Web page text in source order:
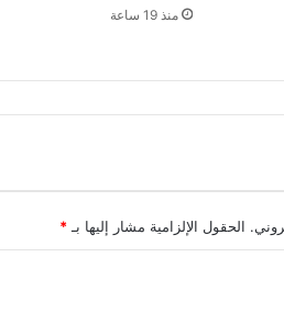
منذ 19 ساعة
الحقول الإلزامية مشار إليها بـ *